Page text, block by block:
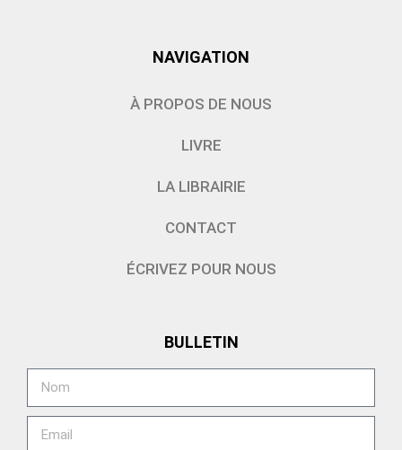
NAVIGATION
À PROPOS DE NOUS
LIVRE
LA LIBRAIRIE
CONTACT
ÉCRIVEZ POUR NOUS
BULLETIN